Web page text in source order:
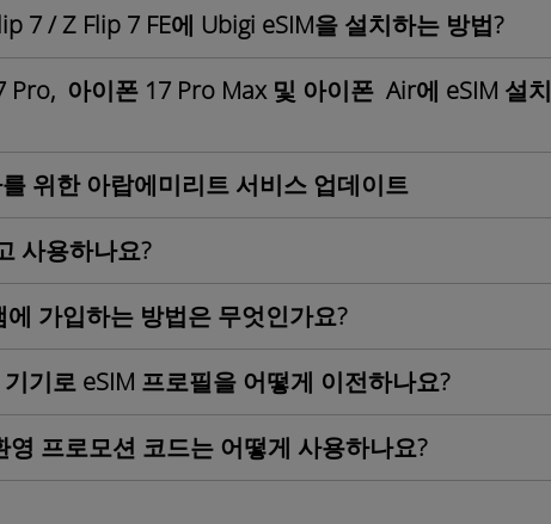
7 / Z Flip 7 FE에 Ubigi eSIM을 설치하는 방법?
Pro, 아이폰 17 Pro Max 및 아이폰 Air에 eSIM 설치
위한 아랍에미리트 서비스 업데이트
사용하나요?
가입하는 방법은 무엇인가요?
기로 eSIM 프로필을 어떻게 이전하나요?
영 프로모션 코드는 어떻게 사용하나요?